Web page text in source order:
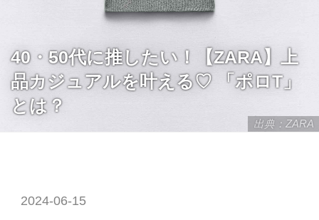
出典：ZARA
40・50代に推したい！【ZARA】上
品カジュアルを叶える♡ 「ポロT」
とは？
2024-06-15